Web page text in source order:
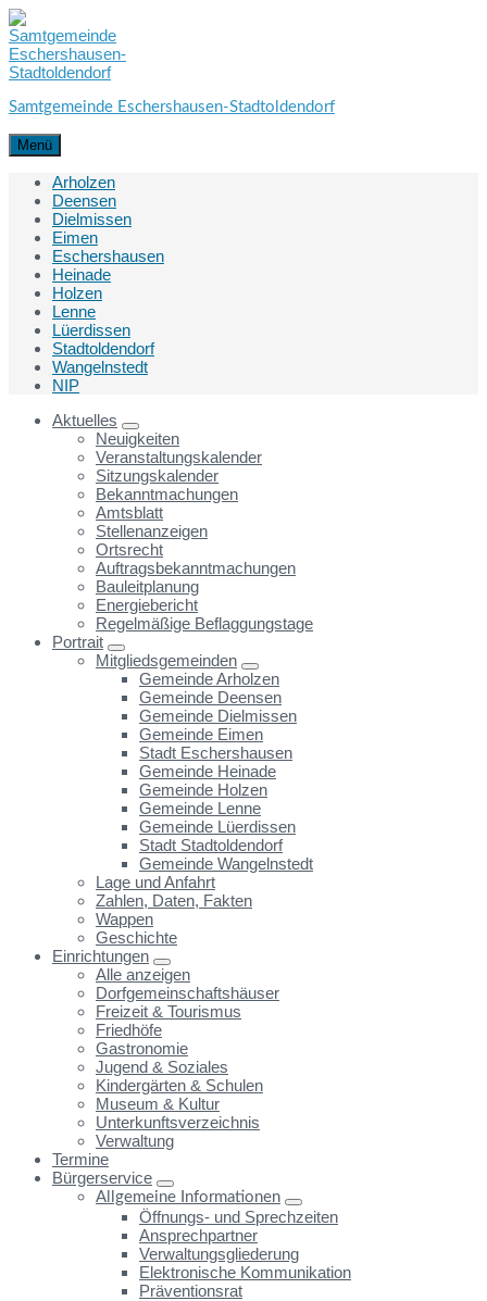
Skip
to
content
Skip
to
main
navigation
Skip
to
footer
Samtgemeinde Eschershausen-Stadtoldendorf
Menü
Arholzen
Deensen
Dielmissen
Eimen
Eschershausen
Heinade
Holzen
Lenne
Lüerdissen
Stadtoldendorf
Wangelnstedt
NIP
Aktuelles
Neuigkeiten
Veranstaltungskalender
Sitzungskalender
Bekanntmachungen
Amtsblatt
Stellenanzeigen
Ortsrecht
Auftragsbekanntmachungen
Bauleitplanung
Energiebericht
Regelmäßige Beflaggungstage
Portrait
Mitgliedsgemeinden
Gemeinde Arholzen
Gemeinde Deensen
Gemeinde Dielmissen
Gemeinde Eimen
Stadt Eschershausen
Gemeinde Heinade
Gemeinde Holzen
Gemeinde Lenne
Gemeinde Lüerdissen
Stadt Stadtoldendorf
Gemeinde Wangelnstedt
Lage und Anfahrt
Zahlen, Daten, Fakten
Wappen
Geschichte
Einrichtungen
Alle anzeigen
Dorfgemeinschaftshäuser
Freizeit & Tourismus
Friedhöfe
Gastronomie
Jugend & Soziales
Kindergärten & Schulen
Museum & Kultur
Unterkunftsverzeichnis
Verwaltung
Termine
Bürgerservice
Allgemeine Informationen
Öffnungs- und Sprechzeiten
Ansprechpartner
Verwaltungsgliederung
Elektronische Kommunikation
Präventionsrat